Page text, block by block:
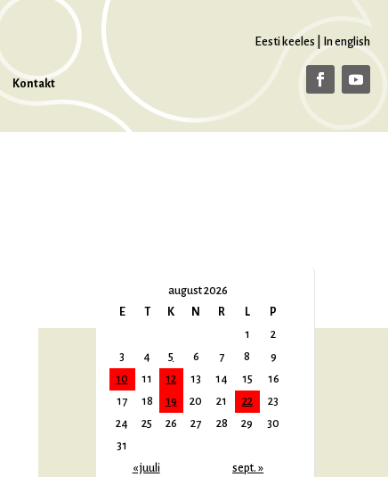
Kontakt
Eesti keeles In english
august 2026
E
T K N R L
P
1
2
3
4 5 6 7 8
9
10
11 12 13 14 15
16
17
18 19 20 21 22
23
24
25 26 27 28 29
30
31
« juuli
sept. »